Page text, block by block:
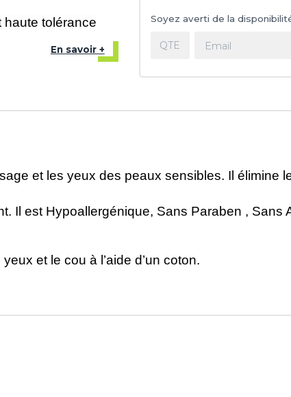
haute tolérance
En savoir +
Soyez averti de la
et les yeux des peaux sensibles. Il élimine
Il est Hypoallergénique, Sans Paraben , Sans
et le cou à l’aide d’un coton.